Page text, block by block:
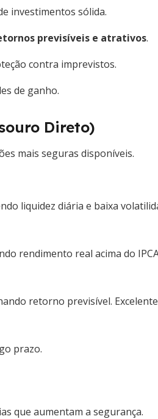
investimentos sólida.
previsíveis e atrativos.
contra imprevistos.
de ganho.
Direto)
mais seguras disponíveis.
liquidez diária e baixa
rendimento real acima do
retorno previsível.
prazo.
que aumentam a segurança.